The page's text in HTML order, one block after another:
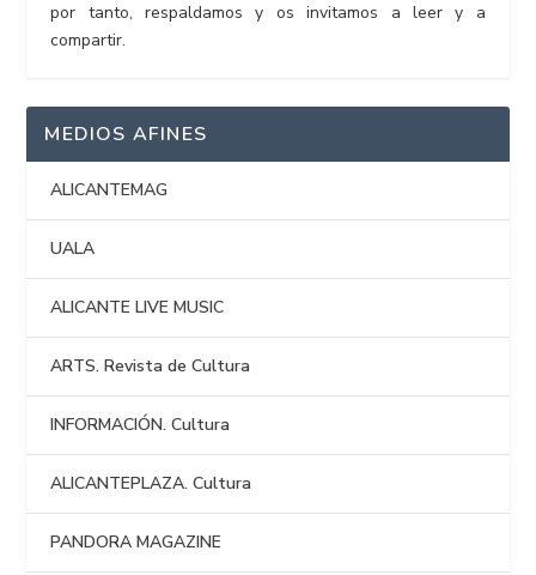
por tanto, respaldamos y os invitamos a leer y a
compartir.
MEDIOS AFINES
ALICANTEMAG
UALA
ALICANTE LIVE MUSIC
ARTS. Revista de Cultura
INFORMACIÓN. Cultura
ALICANTEPLAZA. Cultura
PANDORA MAGAZINE